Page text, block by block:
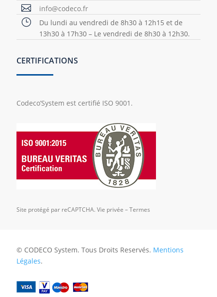
 info@codeco.fr
}
Du lundi au vendredi de 8h30 à 12h15 et de
13h30 à 17h30 – Le vendredi de 8h30 à 12h30.
CERTIFICATIONS
Codeco’System est certifié ISO 9001.
Site protégé par reCAPTCHA. Vie privée –Termes
© CODECO System. Tous Droits Reservés. Mentions
Légales.